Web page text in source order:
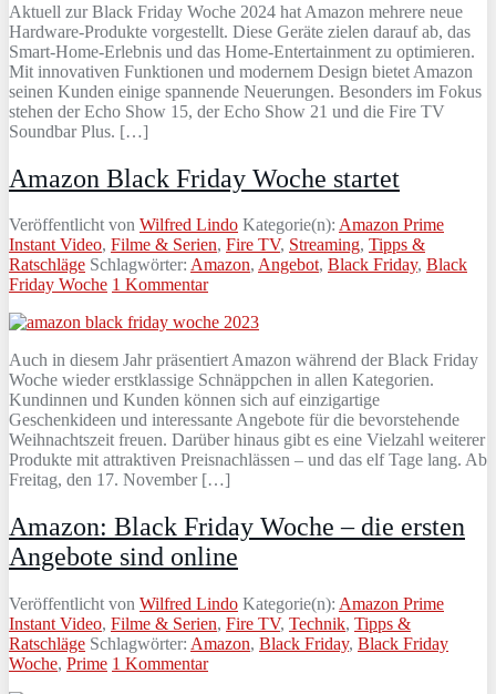
Aktuell zur Black Friday Woche 2024 hat Amazon mehrere neue
Hardware-Produkte vorgestellt. Diese Geräte zielen darauf ab, das
Smart-Home-Erlebnis und das Home-Entertainment zu optimieren.
Mit innovativen Funktionen und modernem Design bietet Amazon
seinen Kunden einige spannende Neuerungen. Besonders im Fokus
stehen der Echo Show 15, der Echo Show 21 und die Fire TV
Soundbar Plus. […]
Amazon Black Friday Woche startet
Veröffentlicht von Wilfred Lindo Kategorie(n): Amazon Prime
Instant Video, Filme & Serien, Fire TV, Streaming, Tipps &
Ratschläge Schlagwörter: Amazon, Angebot, Black Friday, Black
Friday Woche 1 Kommentar
Auch in diesem Jahr präsentiert Amazon während der Black Friday
Woche wieder erstklassige Schnäppchen in allen Kategorien.
Kundinnen und Kunden können sich auf einzigartige
Geschenkideen und interessante Angebote für die bevorstehende
Weihnachtszeit freuen. Darüber hinaus gibt es eine Vielzahl weiterer
Produkte mit attraktiven Preisnachlässen – und das elf Tage lang. Ab
Freitag, den 17. November […]
Amazon: Black Friday Woche – die ersten
Angebote sind online
Veröffentlicht von Wilfred Lindo Kategorie(n): Amazon Prime
Instant Video, Filme & Serien, Fire TV, Technik, Tipps &
Ratschläge Schlagwörter: Amazon, Black Friday, Black Friday
Woche, Prime 1 Kommentar